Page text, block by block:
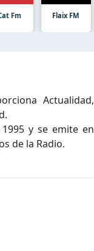
Fm Flaix FM
Actualidad,
y se emite en
de la Radio.